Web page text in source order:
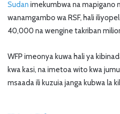
Sudan imekumbwa na mapigano
wanamgambo wa RSF, hali
40,000 na wengine takriban
WFP imeonya kuwa hali ya
kwa kasi, na imetoa wito kwa
msaada ili kuzuia janga kubwa la